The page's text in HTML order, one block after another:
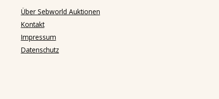
Über Sebworld Auktionen
Kontakt
Impressum
Datenschutz